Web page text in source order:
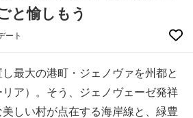
と愉しもう
ート
最大の港町・ジェノヴァを州都と
ア）。そう、ジェノヴェーゼ発祥
しい村が点在する海岸線と、緑豊